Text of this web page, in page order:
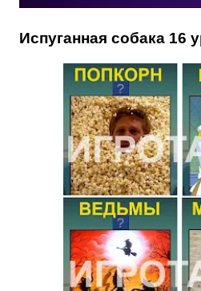
Испуганная собака 16